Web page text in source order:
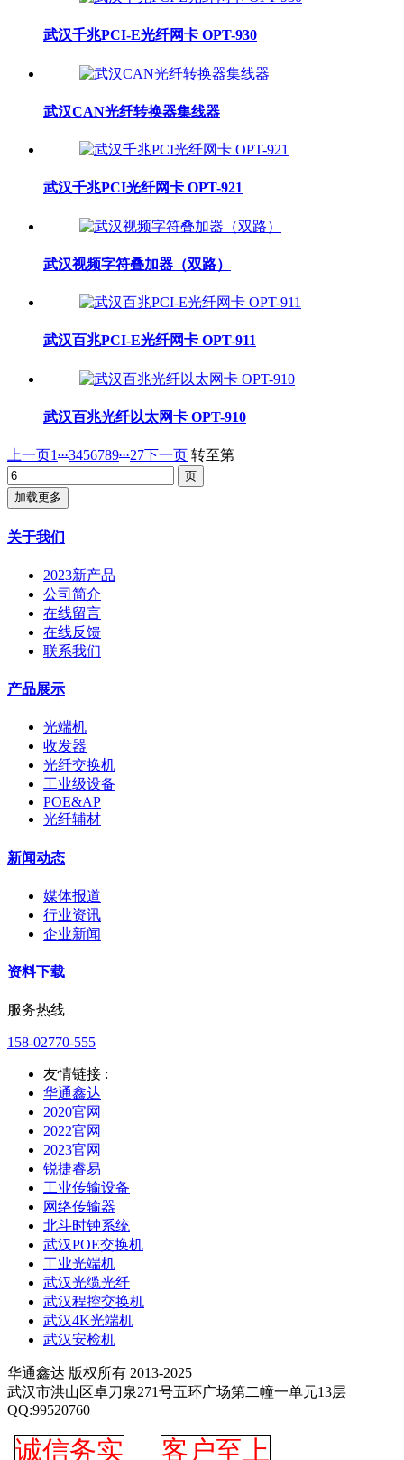
武汉千兆PCI-E光纤网卡 OPT-930
武汉CAN光纤转换器集线器
武汉千兆PCI光纤网卡 OPT-921
武汉视频字符叠加器（双路）
武汉百兆PCI-E光纤网卡 OPT-911
武汉百兆光纤以太网卡 OPT-910
上一页1...3456789...27下一页 转至第
加载更多
关于我们
2023新产品
公司简介
在线留言
在线反馈
联系我们
产品展示
光端机
收发器
光纤交换机
工业级设备
POE&AP
光纤辅材
新闻动态
媒体报道
行业资讯
企业新闻
资料下载
服务热线
158-02770-555
友情链接 :
华通鑫达
2020官网
2022官网
2023官网
锐捷睿易
工业传输设备
网络传输器
北斗时钟系统
武汉POE交换机
工业光端机
武汉光缆光纤
武汉程控交换机
武汉4K光端机
武汉安检机
华通鑫达 版权所有 2013-2025
武汉市洪山区卓刀泉271号五环广场第二幢一单元13层
QQ:99520760
诚信务实 客户至上